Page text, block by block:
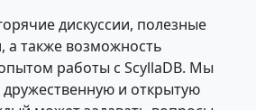
дискуссии, полезные
а также возможность
работы с ScyllaDB. Мы
дружественную и открытую